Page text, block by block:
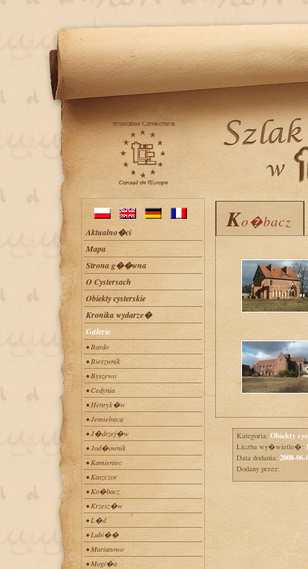
Aktualno�ci
Mapa
Strona g��wna
O Cystersach
Obiekty cysterskie
Kronika wydarze�
Galerie
• Bardo
• Bierzwnik
• Byszewo
• Cedynia
• Henryk�w
• Jemielnica
• J�drzej�w
• Jod�ownik
• Kamieniec
• Kaszczor
• Ko�bacz
• Krzesz�w
• L�d
• Lubi��
• Marianowo
• Mogi�a
Ko�bacz
Ko�bacz
Kategoria: Obiekty
Liczba wy�wietle�:
Data dodania: 2008-
Dodany przez: